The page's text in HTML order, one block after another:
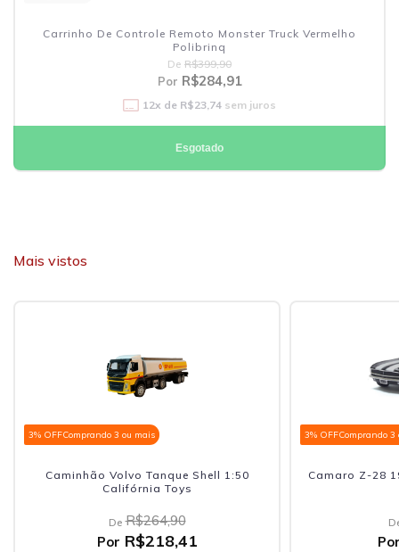
Carrinho De Controle Remoto Monster Truck Vermelho
Polibrinq
De R$399,90
Por R$284,91
12x de R$23,74 sem juros
Esgotado
Mais vistos
3% OFFComprando 3 ou mais
Caminhão Volvo Tanque Shell 1:50
Califórnia Toys
De R$264,90
Por R$218,41
3% OFFComprando 3
Camaro Z-28